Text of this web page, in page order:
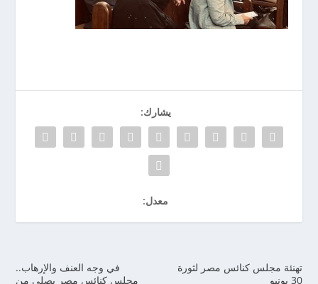
يشارك:
معدل:
في وجه العنف والإرهاب..
مجلس كنائس مصر يصلي من
تهنئة مجلس كنائس مصر لثورة
30 يونيو